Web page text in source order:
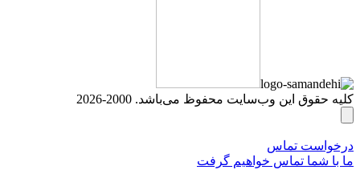
کلیه حقوق این وب‌سایت محفوظ می‌باشد. 2000-2026
درخواست تماس
ما با شما تماس خواهیم گرفت